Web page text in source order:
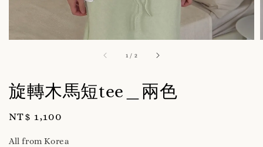
1 / 2
旋轉木馬短tee＿兩色
Regular
NT$ 1,100
All from Korea